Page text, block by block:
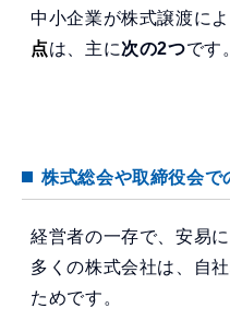
中小企業が株式譲渡に
点は、主に次の2つです
株式総会や取締役会で
経営者の一存で、安易
多くの株式会社は、自
ためです。